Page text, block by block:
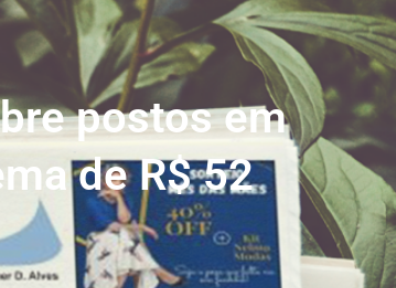
postos em
de R$ 52